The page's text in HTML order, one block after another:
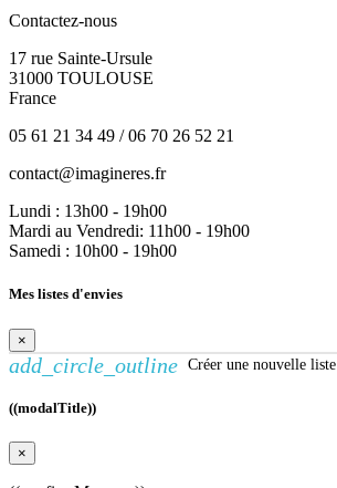
Contactez-nous
17 rue Sainte-Ursule
31000 TOULOUSE
France
05 61 21 34 49 / 06 70 26 52 21
contact@imagineres.fr
Lundi : 13h00 - 19h00
Mardi au Vendredi: 11h00 - 19h00
Samedi : 10h00 - 19h00
Mes listes d'envies
×
add_circle_outline Créer une nouvelle liste
((modalTitle))
×